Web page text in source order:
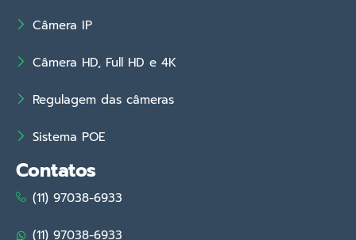
Câmera IP
Câmera HD, Full HD e 4K
Regulagem das câmeras
Sistema POE
Contatos
(11) 97038-6933
(11) 97038-6933